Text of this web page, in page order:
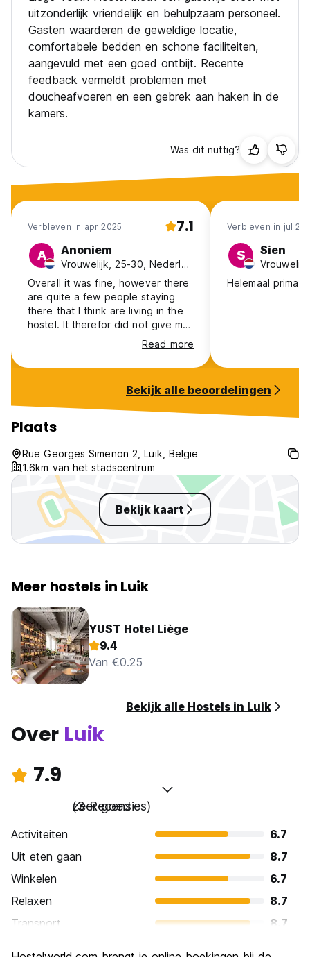
uitzonderlijk vriendelijk en behulpzaam personeel.
Gasten waarderen de geweldige locatie,
comfortabele bedden en schone faciliteiten,
aangevuld met een goed ontbijt. Recente
feedback vermeldt problemen met
doucheafvoeren en een gebrek aan haken in de
kamers.
Was dit nuttig?
Verbleven in apr 2025 7.1
A Anoniem
Vrouwelijk, 25-30, Nederland
Overall it was fine, however there
are quite a few people staying
there that I think are living in the
hostel. It therefor did not give me
Read more
Verbleven in jul
S Sien
Helemaal prima
Bekijk alle beoordelingen
Plaats
Rue Georges Simenon 2, Luik, België
1.6km van het stadscentrum
Bekijk kaart
Meer hostels in Luik
YUST Hotel Liège
9.4
Van €0.25
Bekijk alle Hostels in Luik
Over Luik
7.9
zeer goed
(3 Recensies)
Activiteiten
6.7
Uit eten gaan
8.7
Winkelen
6.7
Relaxen
8.7
Transport
8.7